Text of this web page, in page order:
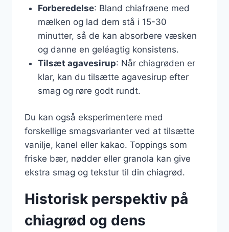
Forberedelse: Bland chiafrøene med
mælken og lad dem stå i 15-30
minutter, så de kan absorbere væsken
og danne en geléagtig konsistens.
Tilsæt agavesirup: Når chiagrøden er
klar, kan du tilsætte agavesirup efter
smag og røre godt rundt.
Du kan også eksperimentere med
forskellige smagsvarianter ved at tilsætte
vanilje, kanel eller kakao. Toppings som
friske bær, nødder eller granola kan give
ekstra smag og tekstur til din chiagrød.
Historisk perspektiv på
chiagrød og dens